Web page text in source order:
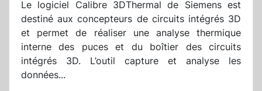
Le logiciel Calibre 3DThermal de Siemens est
destiné aux concepteurs de circuits intégrés 3D
et permet de réaliser une analyse thermique
interne des puces et du boîtier des circuits
intégrés 3D. L’outil capture et analyse les
données...